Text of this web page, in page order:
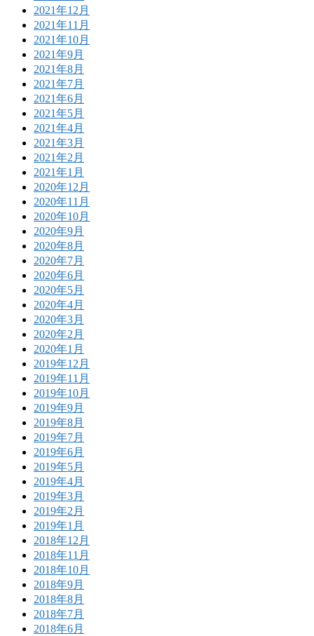
2021年12月
2021年11月
2021年10月
2021年9月
2021年8月
2021年7月
2021年6月
2021年5月
2021年4月
2021年3月
2021年2月
2021年1月
2020年12月
2020年11月
2020年10月
2020年9月
2020年8月
2020年7月
2020年6月
2020年5月
2020年4月
2020年3月
2020年2月
2020年1月
2019年12月
2019年11月
2019年10月
2019年9月
2019年8月
2019年7月
2019年6月
2019年5月
2019年4月
2019年3月
2019年2月
2019年1月
2018年12月
2018年11月
2018年10月
2018年9月
2018年8月
2018年7月
2018年6月